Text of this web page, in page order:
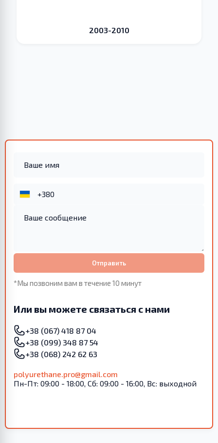
2003-2010
Отправить
*Мы позвоним вам в течение 10 минут
Или вы можете связаться с нами
+38 (067) 418 87 04
+38 (099) 348 87 54
+38 (068) 242 62 63
polyurethane.pro@gmail.com
Пн-Пт: 09:00 - 18:00, Сб: 09:00 - 16:00, Вс: выходной